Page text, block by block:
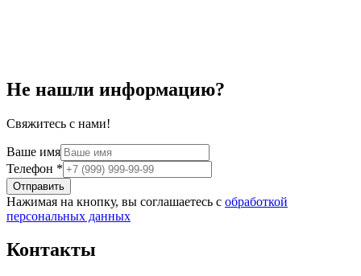
Не нашли информацию?
Свяжитесь с нами!
Ваше имя
Телефон *
Отправить
Нажимая на кнопку, вы соглашаетесь с обработкой
персональных данных
Контакты